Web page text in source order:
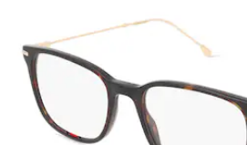
Bewertung